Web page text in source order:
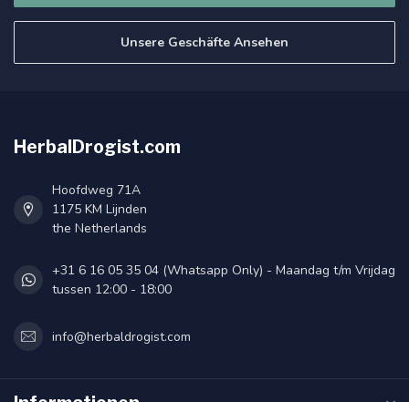
Unsere Geschäfte Ansehen
HerbalDrogist.com
Hoofdweg 71A
1175 KM Lijnden
the Netherlands
+31 6 16 05 35 04 (Whatsapp Only) - Maandag t/m Vrijdag
tussen 12:00 - 18:00
info@herbaldrogist.com